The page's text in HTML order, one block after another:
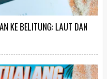
KE BELITUNG: LAUT DAN